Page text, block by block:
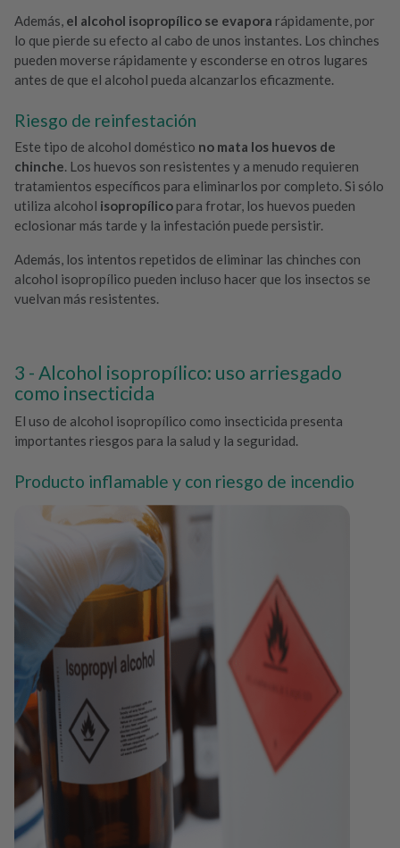
Además, el alcohol isopropílico se evapora rápidamente, por
lo que pierde su efecto al cabo de unos instantes. Los chinches
pueden moverse rápidamente y esconderse en otros lugares
antes de que el alcohol pueda alcanzarlos eficazmente.
Riesgo de reinfestación
Este tipo de alcohol doméstico no mata los huevos de
chinche. Los huevos son resistentes y a menudo requieren
tratamientos específicos para eliminarlos por completo. Si sólo
utiliza alcohol isopropílico para frotar, los huevos pueden
eclosionar más tarde y la infestación puede persistir.
Además, los intentos repetidos de eliminar las chinches con
alcohol isopropílico pueden incluso hacer que los insectos se
vuelvan más resistentes.
Alcohol isopropílico: uso arriesgado
como insecticida
El uso de alcohol isopropílico como insecticida presenta
importantes riesgos para la salud y la seguridad.
Producto inflamable y con riesgo de incendio